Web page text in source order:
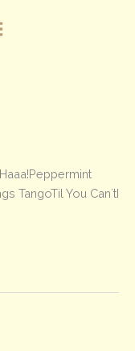
TangoTil You Can`tI